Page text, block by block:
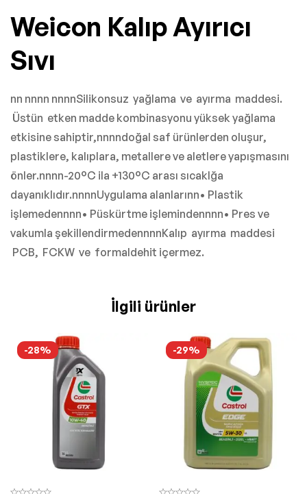
Weicon Kalıp Ayırıcı
Sıvı
nn nnnn nnnnSilikonsuz yağlama ve ayırma maddesi.
Üstün etken madde kombinasyonu yüksek yağlama
etkisine sahiptir,nnnndoğal saf ürünlerden oluşur,
plastiklere, kalıplara, metallere ve aletlere yapışmasını
önler.nnnn-20°C ila +130°C arası sıcaklğa
dayanıklıdır.nnnnUygulama alanlarınn• Plastik
işlemedennnn• Püskürtme işlemindennnn• Pres ve
vakumla şekillendirmedennnnKalıp ayırma maddesi
PCB, FCKW ve formaldehit içermez.
İlgili ürünler
-28% -29%